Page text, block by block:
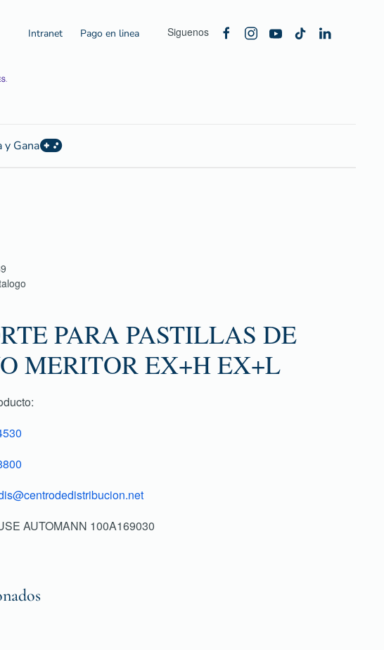
Intranet Pago en linea Siguenos
y Gana
PARA PASTILLAS DE
MERITOR EX+H EX+L
AUTOMANN 100A169030